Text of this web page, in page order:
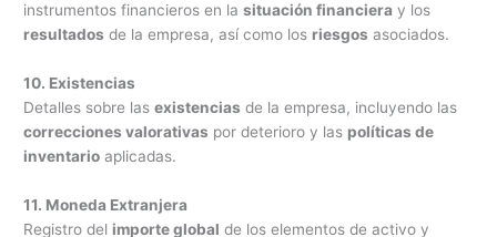
instrumentos financieros en lasituación financiera y los
resultados de la empresa, así como los riesgos asociados.
10. Existencias
Detalles sobre lasexistencias de la empresa, incluyendo las
correcciones valorativas por deterioro y las políticas de
inventario aplicadas.
11. Moneda Extranjera
Registro del importe global de los elementos de activo y